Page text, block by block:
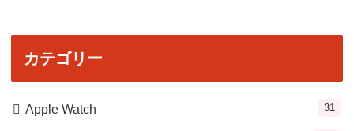
カテゴリー
Apple Watch 31